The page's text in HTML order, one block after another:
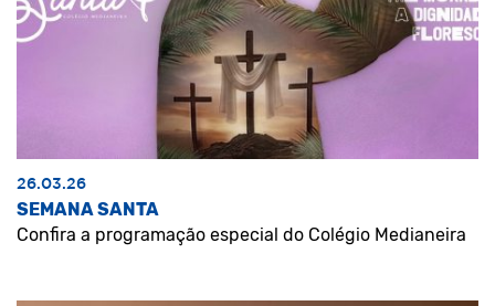
26.03.26
SEMANA SANTA
Confira a programação especial do Colégio Medianeira